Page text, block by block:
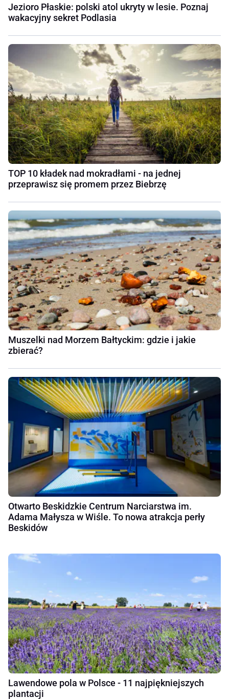
Jezioro Płaskie: polski atol ukryty w lesie. Poznaj
wakacyjny sekret Podlasia
TOP 10 kładek nad mokradłami - na jednej
przeprawisz się promem przez Biebrzę
Muszelki nad Morzem Bałtyckim: gdzie i jakie
zbierać?
Otwarto Beskidzkie Centrum Narciarstwa im.
Adama Małysza w Wiśle. To nowa atrakcja perły
Beskidów
Lawendowe pola w Polsce - 11 najpiękniejszych
plantacji